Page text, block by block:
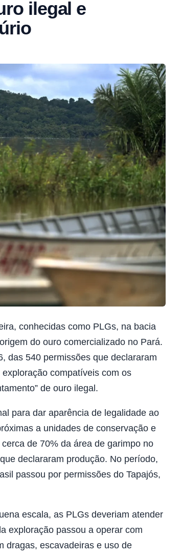
ilegal e
conhecidas como PLGs, na bacia
do ouro comercializado no Pará.
das 540 permissões que declararam
compatíveis com os
de ouro ilegal.
para dar aparência de legalidade ao
a unidades de conservação e
de 70% da área de garimpo no
declararam produção. No período,
passou por permissões do Tapajós,
escala, as PLGs deveriam atender
exploração passou a operar com
dragas, escavadeiras e uso de